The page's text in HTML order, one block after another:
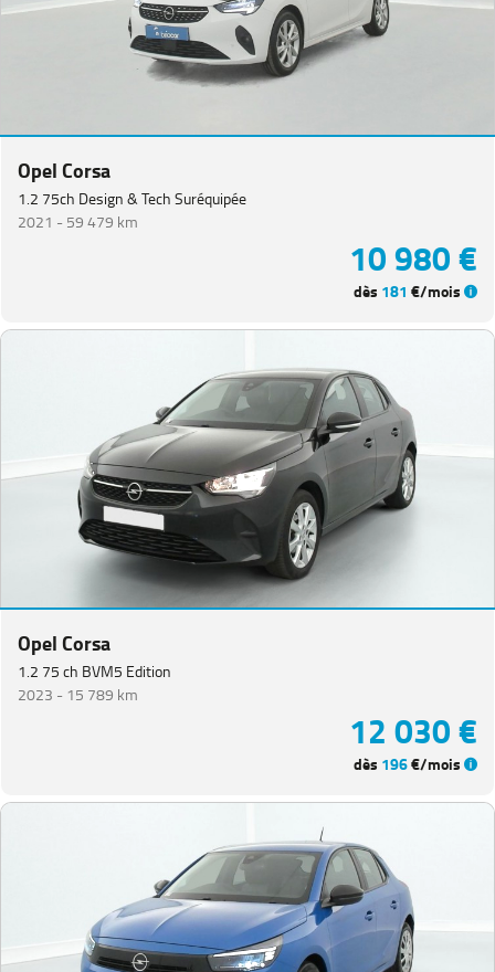
Opel Corsa
1.2 75ch Design & Tech Suréquipée
2021 -59 479 km
10 980 €
dès 181 €/mois
Opel Corsa
1.2 75 ch BVM5 Edition
2023 - 15 789 km
12 030 €
dès 196€/mois